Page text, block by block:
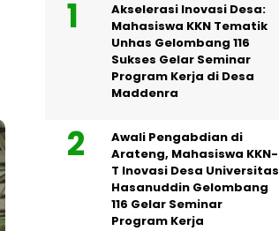
Akselerasi Inovasi Desa:
Mahasiswa KKN Tematik
Unhas Gelombang 116
Sukses Gelar Seminar
Program Kerja di Desa
Maddenra
Awali Pengabdian di
Arateng, Mahasiswa KKN-
T Inovasi Desa Universitas
Hasanuddin Gelombang
116 Gelar Seminar
Program Kerja